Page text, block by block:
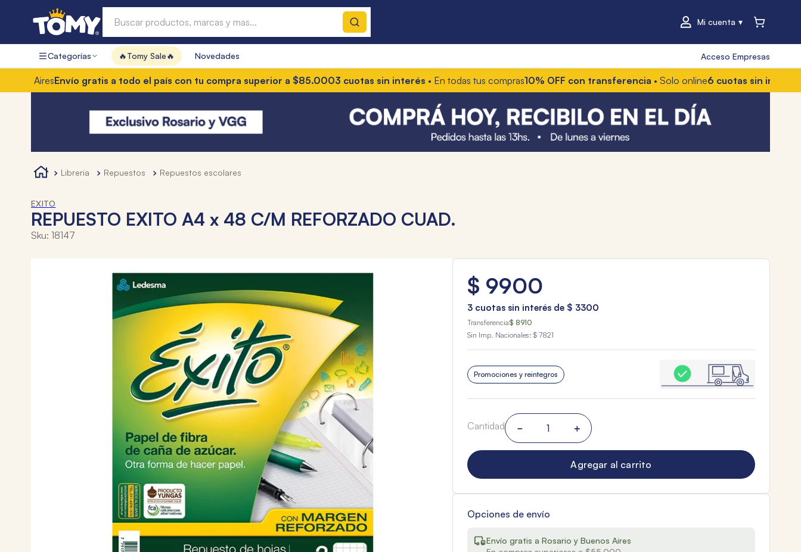
Mi cuenta
Categorías 🔥Tomy Sale🔥 Novedades Acceso Empresas
Envío gratis a todo el país con tu compra superior a $85.0003 cuotas sin interés• En todas tus compras10% OFF con transferencia• Solo online6 cuotas sin interés• Con
libreria repuestos repuestos escolares
EXITO
REPUESTO EXITO A4 x 48 C/M REFORZADO CUAD.
Sku: 18147
$ 9900
3cuotas sin interés de $ 3300
Transferencia$ 8910
Sin Imp. Nacionales: $ 7821
Promociones y reintegros
Cantidad ＋
－
Agregar al carrito
Opciones de envío
Envío gratis a Rosario y Buenos Aires
Términos más buscados
1.
hot wheels
mochilas
toy story
4. marcadores